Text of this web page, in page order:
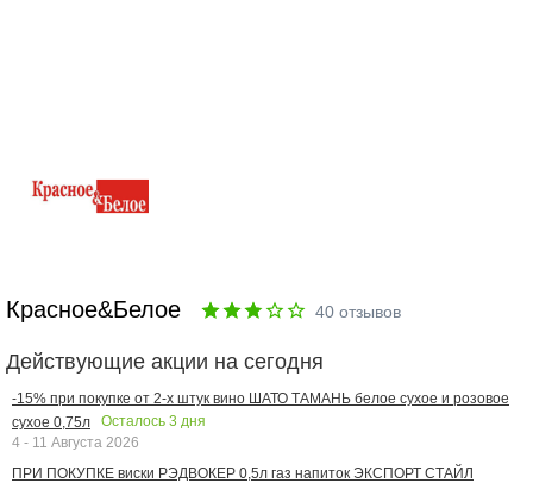
Красное&Белое 40 отзывов
Действующие акции на сегодня
-15% при покупке от 2-х штук вино ШАТО ТАМАНЬ белое сухое и розовое
сухое 0,75л
Осталось 3 дня
4 - 11 Августа 2026
ПРИ ПОКУПКЕ виски РЭДВОКЕР 0,5л газ напиток ЭКСПОРТ СТАЙЛ